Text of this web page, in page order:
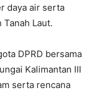
daya air serta
Tanah Laut.
DPRD bersama
Kalimantan III
serta rencana